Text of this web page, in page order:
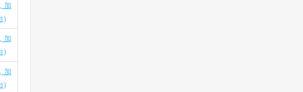
加
)
加
)
加
)